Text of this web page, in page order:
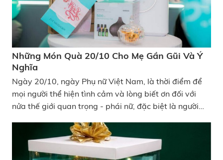
doanh nghiệp 2024 thật ý nghĩa và ấn tượng nhất.
Những Món Quà 20/10 Cho Mẹ Gần Gũi Và Ý
Nghĩa
Ngày 20/10, ngày Phụ nữ Việt Nam, là thời điểm để
mọi người thể hiện tình cảm và lòng biết ơn đối với
nửa thế giới quan trọng - phái nữ, đặc biệt là người
quá lớn về giá trị, nhưng mang ý nghĩa vun đắp yêu
thương và ấm áp. Vậy bạn đã nghĩ đến việc tặng mẹ
món quà gì chưa? Trong bài viết này, KATA